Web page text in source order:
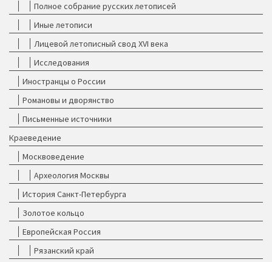
Полное собрание русских летописей
Иные летописи
Лицевой летописный свод XVI века
Исследования
Иностранцы о России
Романовы и дворянство
Письменные источники
Краеведение
Москвоведение
Археология Москвы
История Санкт-Петербурга
Золотое кольцо
Европейская Россия
Рязанский край